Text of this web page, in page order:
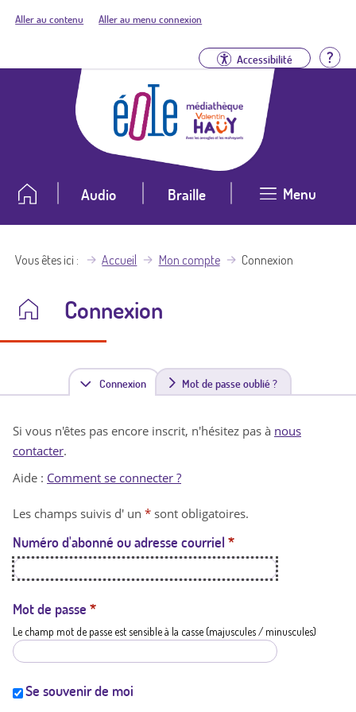
Aller au contenu Aller au menu connexion
Accessibilité
Audio Braille Menu
Vous êtes ici Accueil Mon compte Connexion
Connexion
Connexion(
n
t
a
t
i
Mot de passe oublié ?
Si vous n'êtes pas encore inscrit, n'hésitez pas à nous
contacter.
Aide : Comment se connecter ?
Les champs suivis d' un * sont obligatoires.
Numéro d'abonné ou adresse courriel *
Mot de passe *
Le champ mot de passe est sensible à la casse (majuscules / minuscules)
Se souvenir de moi